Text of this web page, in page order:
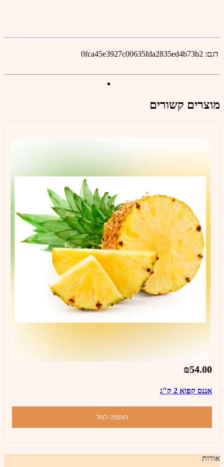
דגם: 0fca45e3927c00635fda2835ed4b73b2
מוצרים קשורים
₪54.00
אננס קפוא 2 ק"ג
הוספה לסל
אודות